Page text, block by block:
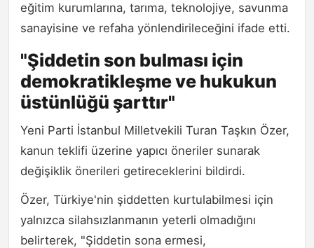
eğitim kurumlarına, tarıma, teknolojiye, savunma
sanayisine ve refaha yönlendirileceğini ifade etti.
"Şiddetin son bulması için
demokratikleşme ve hukukun
üstünlüğü şarttır"
Yeni Parti İstanbul Milletvekili Turan Taşkın Özer,
kanun teklifi üzerine yapıcı öneriler sunarak
değişiklik önerileri getireceklerini bildirdi.
Özer, Türkiye'nin şiddetten kurtulabilmesi için
yalnızca silahsızlanmanın yeterli olmadığını
belirterek, "Şiddetin sona ermesi,